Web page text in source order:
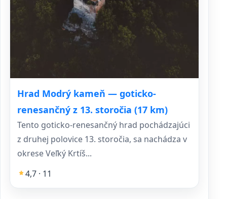
Hrad Modrý kameň — goticko-
renesančný z 13. storočia (17 km)
Tento goticko-renesančný hrad pochádzajúci
z druhej polovice 13. storočia, sa nachádza v
okrese Veľký Krtíš...
4,7 · 11